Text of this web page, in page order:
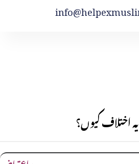
اختلاف کیوں؟